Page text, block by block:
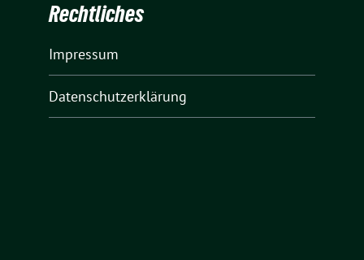
Rechtliches
Impressum
Datenschutzerklärung